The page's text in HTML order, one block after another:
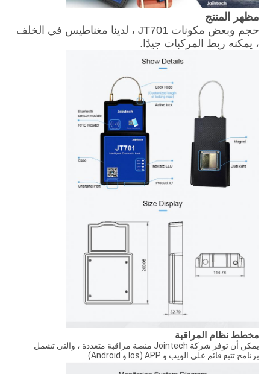
مظهر المنتج
حجم وبعض مكونات JT701 ، لدينا مغناطيس في الخلف
، يمكنه ربط المركبات جيدًا.
مخطط نظام المراقبة
يمكن أن توفر شركة Jointech منصة مراقبة متعددة ، والتي تشمل
برنامج تتبع قائم على الويب و APP (Ios و Android).